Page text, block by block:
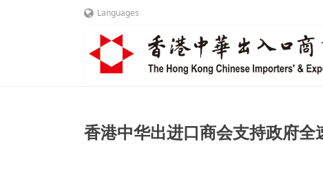
Languages
香港中华出进口商会支持政府全